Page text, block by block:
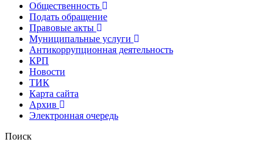
Общественность
Подать обращение
Правовые акты
Муниципальные услуги
Антикоррупционная деятельность
КРП
Новости
ТИК
Карта сайта
Архив
Электронная очередь
Поиск